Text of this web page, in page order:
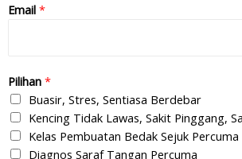
Email *
Pilihan *
Buasir, Stres, Sentiasa Berdebar
Kencing Tidak Lawas, Sakit Pinggang,
Kelas Pembuatan Bedak Sejuk Percuma
Diagnos Saraf Tangan Percuma